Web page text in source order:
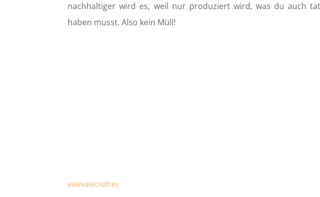
nachhaltiger wird es, weil nur produziert wird, was du auch
haben musst. Also kein Müll!
valevaleclothes